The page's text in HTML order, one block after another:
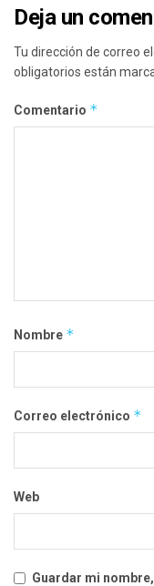
Deja un
Tu dirección de correo
obligatorios están
Comentario *
Nombre *
Correo electrónico *
Web
Guardar mi